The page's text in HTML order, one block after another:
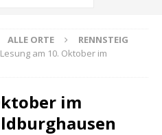
ALLE ORTE
RENNSTEIG
Lesung am 10. Oktober im
im